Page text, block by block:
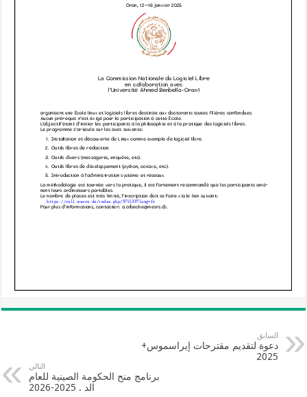
السابق
دعوة لتقديم مقترحات إيراسموس+
2025
التالي
برنامج منح الحكومة الصينية للعام
الد . 2025-2026